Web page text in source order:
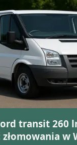
transit 260
w